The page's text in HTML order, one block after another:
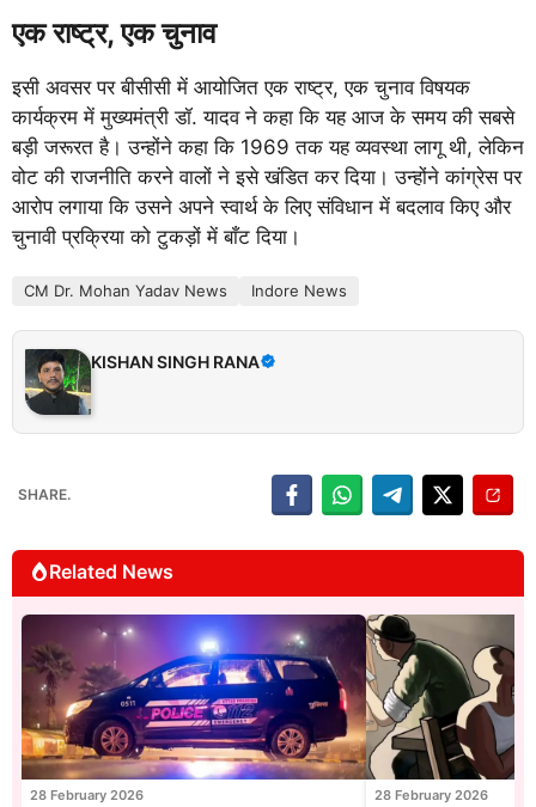
एक राष्ट्र, एक चुनाव
इसी अवसर पर बीसीसी में आयोजित एक राष्ट्र, एक चुनाव विषयक
कार्यक्रम में मुख्यमंत्री डॉ. यादव ने कहा कि यह आज के समय की सबसे
बड़ी जरूरत है। उन्होंने कहा कि 1969 तक यह व्यवस्था लागू थी, लेकिन
वोट की राजनीति करने वालों ने इसे खंडित कर दिया। उन्होंने कांग्रेस पर
आरोप लगाया कि उसने अपने स्वार्थ के लिए संविधान में बदलाव किए और
चुनावी प्रक्रिया को टुकड़ों में बाँट दिया।
CM Dr. Mohan Yadav News Indore News
KISHAN SINGH RANA
SHARE.
Related News
28 February 2026 28 February 2026